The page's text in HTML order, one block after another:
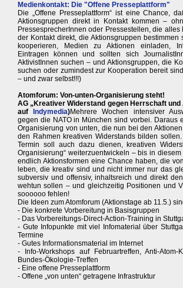
Medienkontakt: Die "Offene Presseplattform"
Die „Offene Presseplattform“ ist eine Chance,
Aktionsgruppen direkt in Kontakt kommen –
PressesprecherInnen oder Pressestellen, die
der Kontakt direkt, die Aktionsgruppen bestimmen
kooperieren, Medien zu Aktionen einladen,
Eintragen können und sollten sich
AktivistInnen suchen – und Aktionsgruppen, die
suchen oder zumindest zur Kooperation bereit
– und zwar selbst!!!)
Atomforum: Von-unten-Organisierung steht!
AG „Kreativer Widerstand gegen Herrschaft
auf
Indymedia)Mehrere Wochen intensiver
gegen die NATO in München sind vorbei. Daraus
Organisierung von unten, die nun bei den
den Rahmen kreativen Widerstands bilden
Termin soll auch dazu dienen, kreativen
Organisierung“ weiterzuentwickeln – bis in
endlich Aktionsformen eine Chance haben, die
leben, die kreativ sind und nicht immer nur das
subversiv und offensiv, inhaltsreich und direkt
wehtun sollen – und gleichzeitig Positionen und
soooooo fehlen!
Die Ideen zum Atomforum (Aktionstage ab 11.5.)
- Die konkrete Vorbereitung in Basisgruppen
- Das Vorbereitungs-Direct-Action-Training in
- Gute Infopunkte mit viel Infomaterial über
Termine
- Gutes Informationsmaterial im Internet
- Info-Workshops auf Februartreffen, Anti-Atom-
Bundes-Ökologie-Treffen
- Eine offene Presseplattform
- Offene „von unten“ getragene Infrastruktur